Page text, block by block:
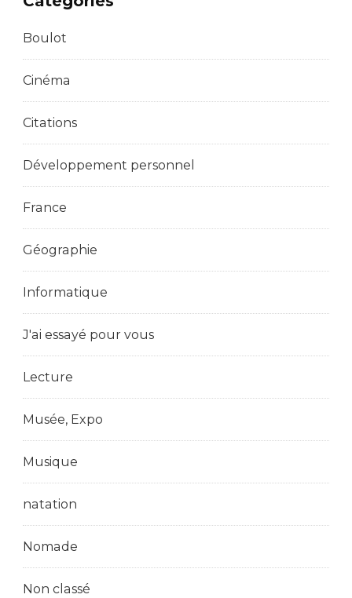
Boulot
Cinéma
Citations
Développement personnel
France
Géographie
Informatique
J'ai essayé pour vous
Lecture
Musée, Expo
Musique
natation
Nomade
Non classé